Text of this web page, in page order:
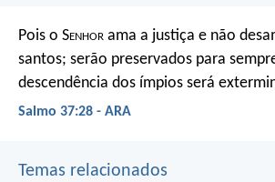
Pois o Senhor ama a justiça e não
santos; serão preservados para
descendência dos ímpios será
Salmo 37:28 - ARA
Temas relacionados